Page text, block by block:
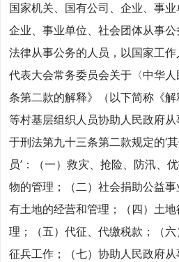
国家机关、国有公司、企业、事业
企业、事业单位、社会团体从事
法律从事公务的人员，以国家工
代表大会常务委员会关于〈中华
条第二款的解释》（以下简称《
等村基层组织人员协助人民政府
于刑法第九十三条第二款规定的‘
员’：（一）救灾、抢险、防汛、
物的管理；（二）社会捐助公益
有土地的经营和管理；（四）土
理；（五）代征、代缴税款；（六
征兵工作；（七）协助人民政府从